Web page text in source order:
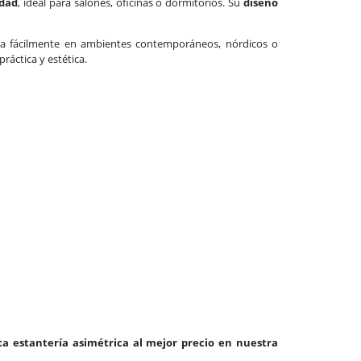
en ambientes contemporáneos, nórdicos o
y estética.
estantería asimétrica al mejor precio en nuestra